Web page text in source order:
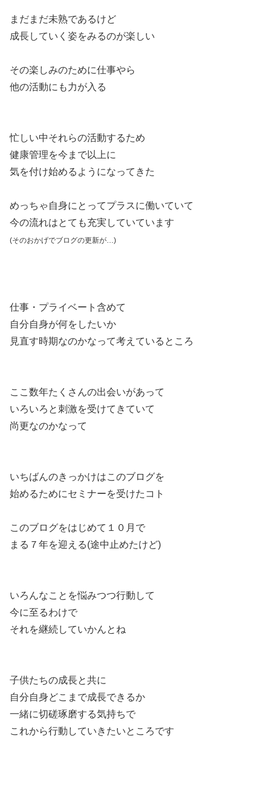
まだまだ未熟であるけど
成長していく姿をみるのが楽しい
その楽しみのために仕事やら
他の活動にも力が入る
忙しい中それらの活動するため
健康管理を今まで以上に
気を付け始めるようになってきた
めっちゃ自身にとってプラスに働いていて
今の流れはとても充実していています
(そのおかげでブログの更新が…)
仕事・プライベート含めて
自分自身が何をしたいか
見直す時期なのかなって考えているところ
ここ数年たくさんの出会いがあって
いろいろと刺激を受けてきていて
尚更なのかなって
いちばんのきっかけはこのブログを
始めるためにセミナーを受けたコト
このブログをはじめて１０月で
まる７年を迎える(途中止めたけど)
いろんなことを悩みつつ行動して
今に至るわけで
それを継続していかんとね
子供たちの成長と共に
自分自身どこまで成長できるか
一緒に切磋琢磨する気持ちで
これから行動していきたいところです